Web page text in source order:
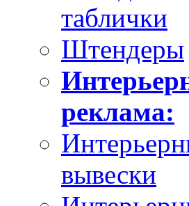
таблички
Штендеры
реклама:
вывески